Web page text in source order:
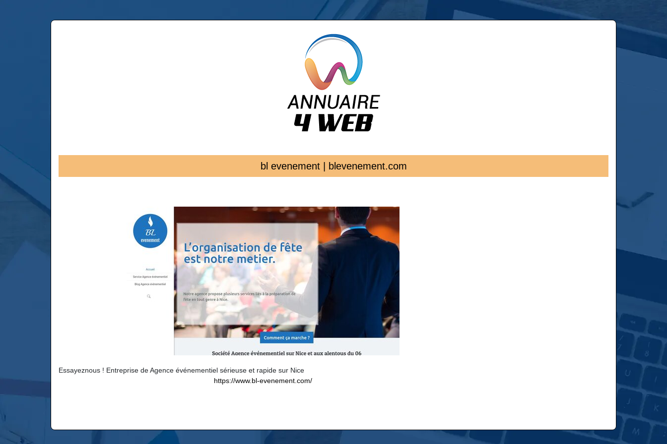
bl evenement | blevenement.com
Essayeznous ! Entreprise de Agence événementiel sérieuse et rapide sur Nice
https://www.bl-evenement.com/